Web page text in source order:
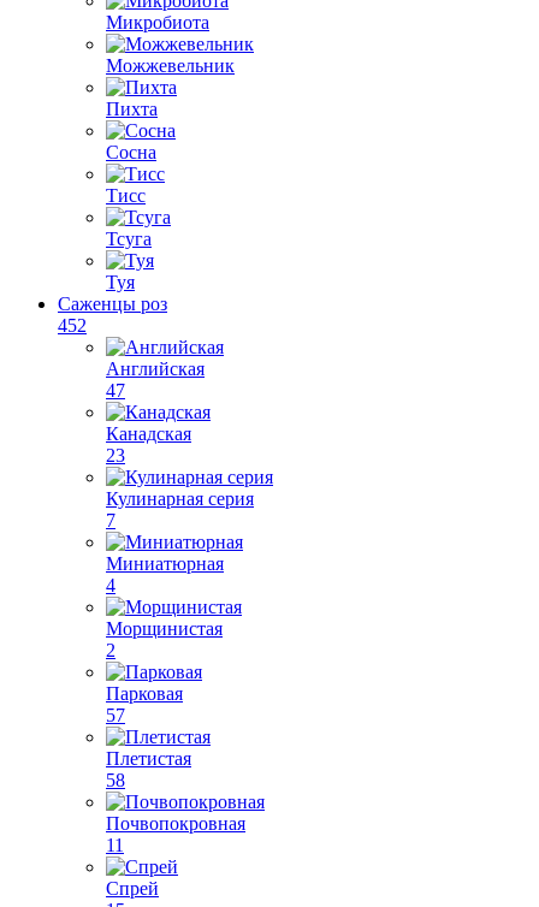
Микробиота
Можжевельник
Пихта
Сосна
Тисс
Тсуга
Туя
Саженцы роз
452
Английская
47
Канадская
23
Кулинарная серия
7
Миниатюрная
4
Морщинистая
2
Парковая
57
Плетистая
58
Почвопокровная
11
Спрей